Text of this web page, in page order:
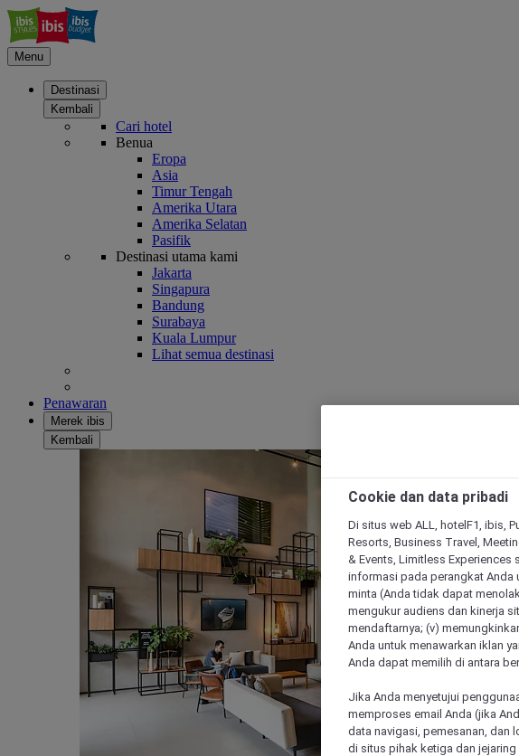
Menu
Destinasi
Kembali
Cari hotel
Benua
Eropa
Asia
Timur Tengah
Amerika Utara
Amerika Selatan
Pasifik
Destinasi utama kami
Jakarta
Singapura
Bandung
Surabaya
Kuala Lumpur
Lihat semua destinasi
Penawaran
Merek ibis
Kembali
Cookie dan data pribadi
Di situs web ALL, hotelF1, ibis,
Resorts, Business Travel,
& Events, Limitless Experiences
informasi pada perangkat Anda
minta (Anda tidak dapat
mengukur audiens dan kinerja
mendaftarnya; (v)
Anda untuk menawarkan iklan
Anda dapat memilih di antara
Jika Anda menyetujui
memproses email Anda (jika
data navigasi, pemesanan, dan
di situs pihak ketiga dan